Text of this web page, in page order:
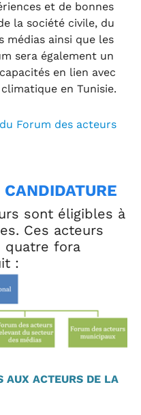
et de bonnes
la société civile, du
médias ainsi que les
sera également un
en lien avec
en Tunisie.
Forum des acteurs
sont éligibles à
Ces acteurs
quatre fora
:
AUX ACTEURS DE LA